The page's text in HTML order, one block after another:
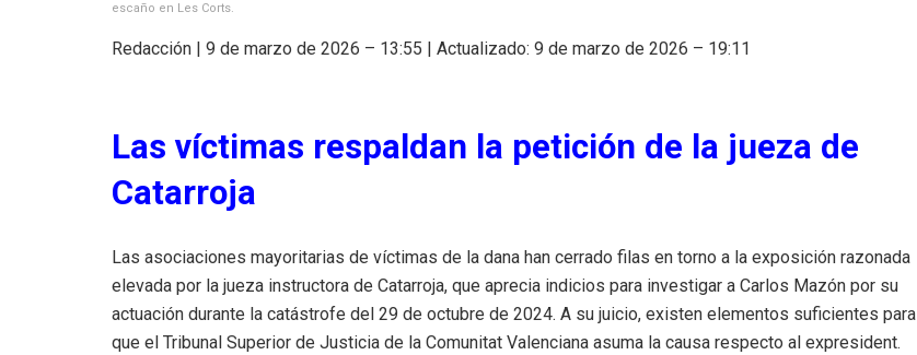
escaño en Les Corts.
Redacción | 9 de marzo de 2026 – 13:55 | Actualizado: 9 de marzo de 2026 – 19:11
Las víctimas respaldan la petición de la jueza de
Catarroja
Las asociaciones mayoritarias de víctimas de la dana han cerrado filas en torno a la exposición razonada
elevada por la jueza instructora de Catarroja, que aprecia indicios para investigar a Carlos Mazón por su
actuación durante la catástrofe del 29 de octubre de 2024. A su juicio, existen elementos suficientes para
que el Tribunal Superior de Justicia de la Comunitat Valenciana asuma la causa respecto al expresident.